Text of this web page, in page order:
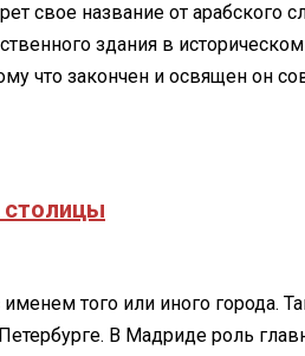
название от арабского
здания в
что закончен и освящен он
столицы
именем того или иного
В Мадриде роль